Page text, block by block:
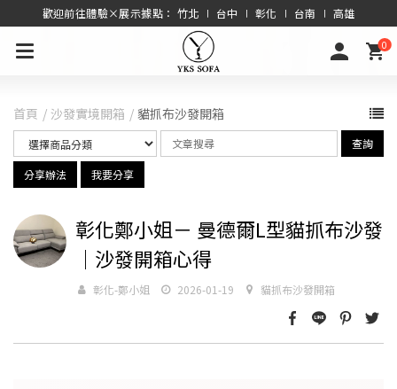
歡迎前往體驗×展示據點： 竹北 ∣ 台中 ∣ 彰化 ∣ 台南 ∣ 高雄
0
首頁 沙發實境開箱 貓抓布沙發開箱
查詢
分享辦法 我要分享
彰化鄭小姐－ 曼德爾L型貓抓布沙發
｜沙發開箱心得
彰化-鄭小姐 2026-01-19 貓抓布沙發開箱